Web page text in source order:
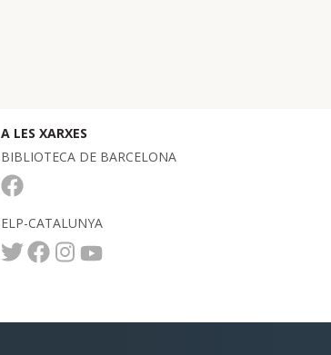
A LES XARXES
BIBLIOTECA DE BARCELONA
ELP-CATALUNYA